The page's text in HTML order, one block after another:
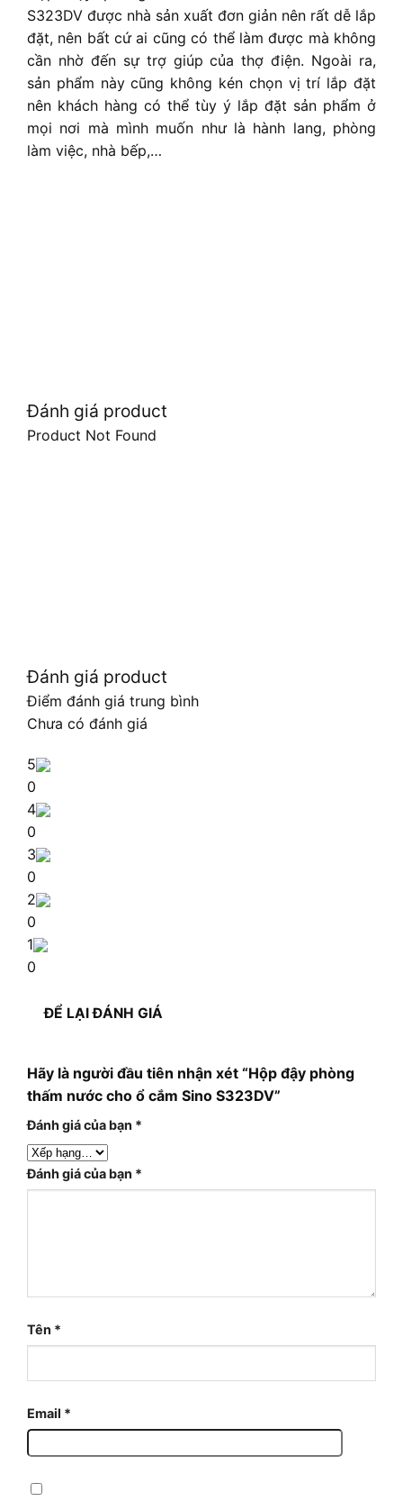
S323DV được nhà sản xuất đơn giản nên rất dễ lắp
đặt, nên bất cứ ai cũng có thể làm được mà không
cần nhờ đến sự trợ giúp của thợ điện. Ngoài ra,
sản phẩm này cũng không kén chọn vị trí lắp đặt
nên khách hàng có thể tùy ý lắp đặt sản phẩm ở
mọi nơi mà mình muốn như là hành lang, phòng
làm việc, nhà bếp,…
Đánh giá product
Product Not Found
Đánh giá product
Điểm đánh giá trung bình
Chưa có đánh giá
5
0
4
0
3
0
2
0
1
0
ĐỂ LẠI ĐÁNH GIÁ
Hãy là người đầu tiên nhận xét “Hộp đậy phòng
thấm nước cho ổ cắm Sino S323DV”
Đánh giá của bạn *
Đánh giá của bạn *
Tên *
Email *